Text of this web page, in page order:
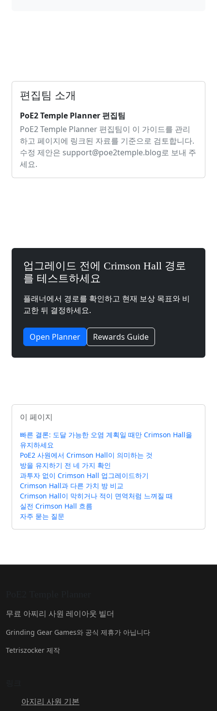
이 페이지
빠른 결론: 도달 가능한 오염 계획일 때만 Crimson Hall을
유지하세요
PoE2 사원에서 Crimson Hall이 의미하는 것
방을 유지하기 전 네 가지 확인
과투자 없이 Crimson Hall 업그레이드하기
Crimson Hall과 다른 가치 방 비교
Crimson Hall이 막히거나 적이 면역처럼 느껴질 때
실전 Crimson Hall 흐름
자주 묻는 질문
편집팀 소개
PoE2 Temple Planner 편집팀
PoE2 Temple Planner 편집팀이 이 가이드를 관리
하고 페이지에 링크된 자료를 기준으로 검토합니다.
수정 제안은 support@poe2temple.blog로 보내 주
세요.
업그레이드 전에 Crimson Hall 경로
를 테스트하세요
플래너에서 경로를 확인하고 현재 보상 목표와 비
교한 뒤 결정하세요.
Open Planner Rewards Guide
무료 아찌리 사원 레이아웃 빌더
Grinding Gear Games와 공식 제휴가 아닙니다
Tetriszocker 제작
아지리 사원 기본